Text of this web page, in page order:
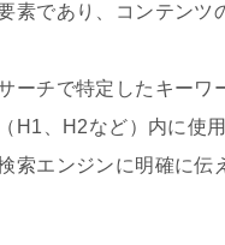
素であり、コンテンツ
ーチで特定したキーワ
H1、H2など）内に使
索エンジンに明確に伝